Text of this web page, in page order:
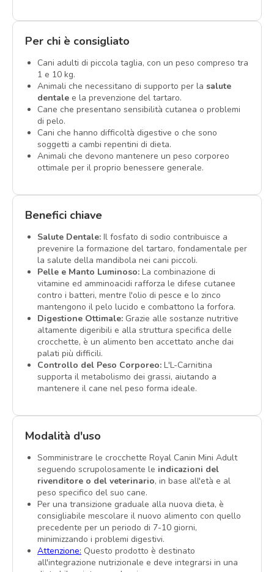
Per chi è consigliato
Cani adulti di piccola taglia, con un peso compreso tra
1 e 10 kg.
Animali che necessitano di supporto per la salute
dentale e la prevenzione del tartaro.
Cane che presentano sensibilità cutanea o problemi
di pelo.
Cani che hanno difficoltà digestive o che sono
soggetti a cambi repentini di dieta.
Animali che devono mantenere un peso corporeo
ottimale per il proprio benessere generale.
Benefici chiave
Salute Dentale: Il fosfato di sodio contribuisce a
prevenire la formazione del tartaro, fondamentale per
la salute della mandibola nei cani piccoli.
Pelle e Manto Luminoso: La combinazione di
vitamine ed amminoacidi rafforza le difese cutanee
contro i batteri, mentre l'olio di pesce e lo zinco
mantengono il pelo lucido e combattono la forfora.
Digestione Ottimale: Grazie alle sostanze nutritive
altamente digeribili e alla struttura specifica delle
crocchette, è un alimento ben accettato anche dai
palati più difficili.
Controllo del Peso Corporeo: L'L-Carnitina
supporta il metabolismo dei grassi, aiutando a
mantenere il cane nel peso forma ideale.
Modalità d'uso
Somministrare le crocchette Royal Canin Mini Adult
seguendo scrupolosamente le indicazioni del
rivenditore o del veterinario, in base all'età e al
peso specifico del suo cane.
Per una transizione graduale alla nuova dieta, è
consigliabile mescolare il nuovo alimento con quello
precedente per un periodo di 7-10 giorni,
minimizzando i problemi digestivi.
Attenzione: Questo prodotto è destinato
all'integrazione nutrizionale e deve integrarsi in una